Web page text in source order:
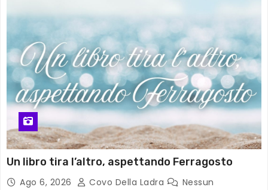
Un libro tira l’altro, aspettando Ferragosto
Ago 6, 2026 Covo Della Ladra
Nessun